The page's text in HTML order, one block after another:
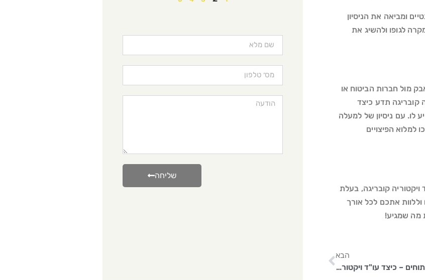
ומביאה את הניסיון
לגופו ולהשיג את
מול חברות הביטוח או
קובריגה תדע כיצד
עם ניסיון של למעלה
למלוא הפיצויים
קובריגה, בעלת
לכם וללוות אתכם לכל אורך
מה שמגיע!
הבא
רשלנות רפואית בניתוחים – כיצד עו"ד ויקטוריה קובריגה תוכל לסייע לכם?
שליחה